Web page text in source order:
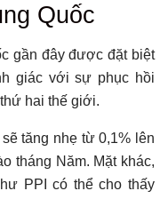
Quốc
gần đây được đặt biệt
giác với sự phục hồi
hai thế giới.
tăng nhẹ từ 0,1% lên
tháng Năm. Mặt khác,
PPI có thể cho thấy